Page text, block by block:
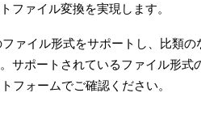
ファイル変換を実現します。
ァイル形式をサポートし、比類の
サポートされているファイル形式
フォームでご確認ください。